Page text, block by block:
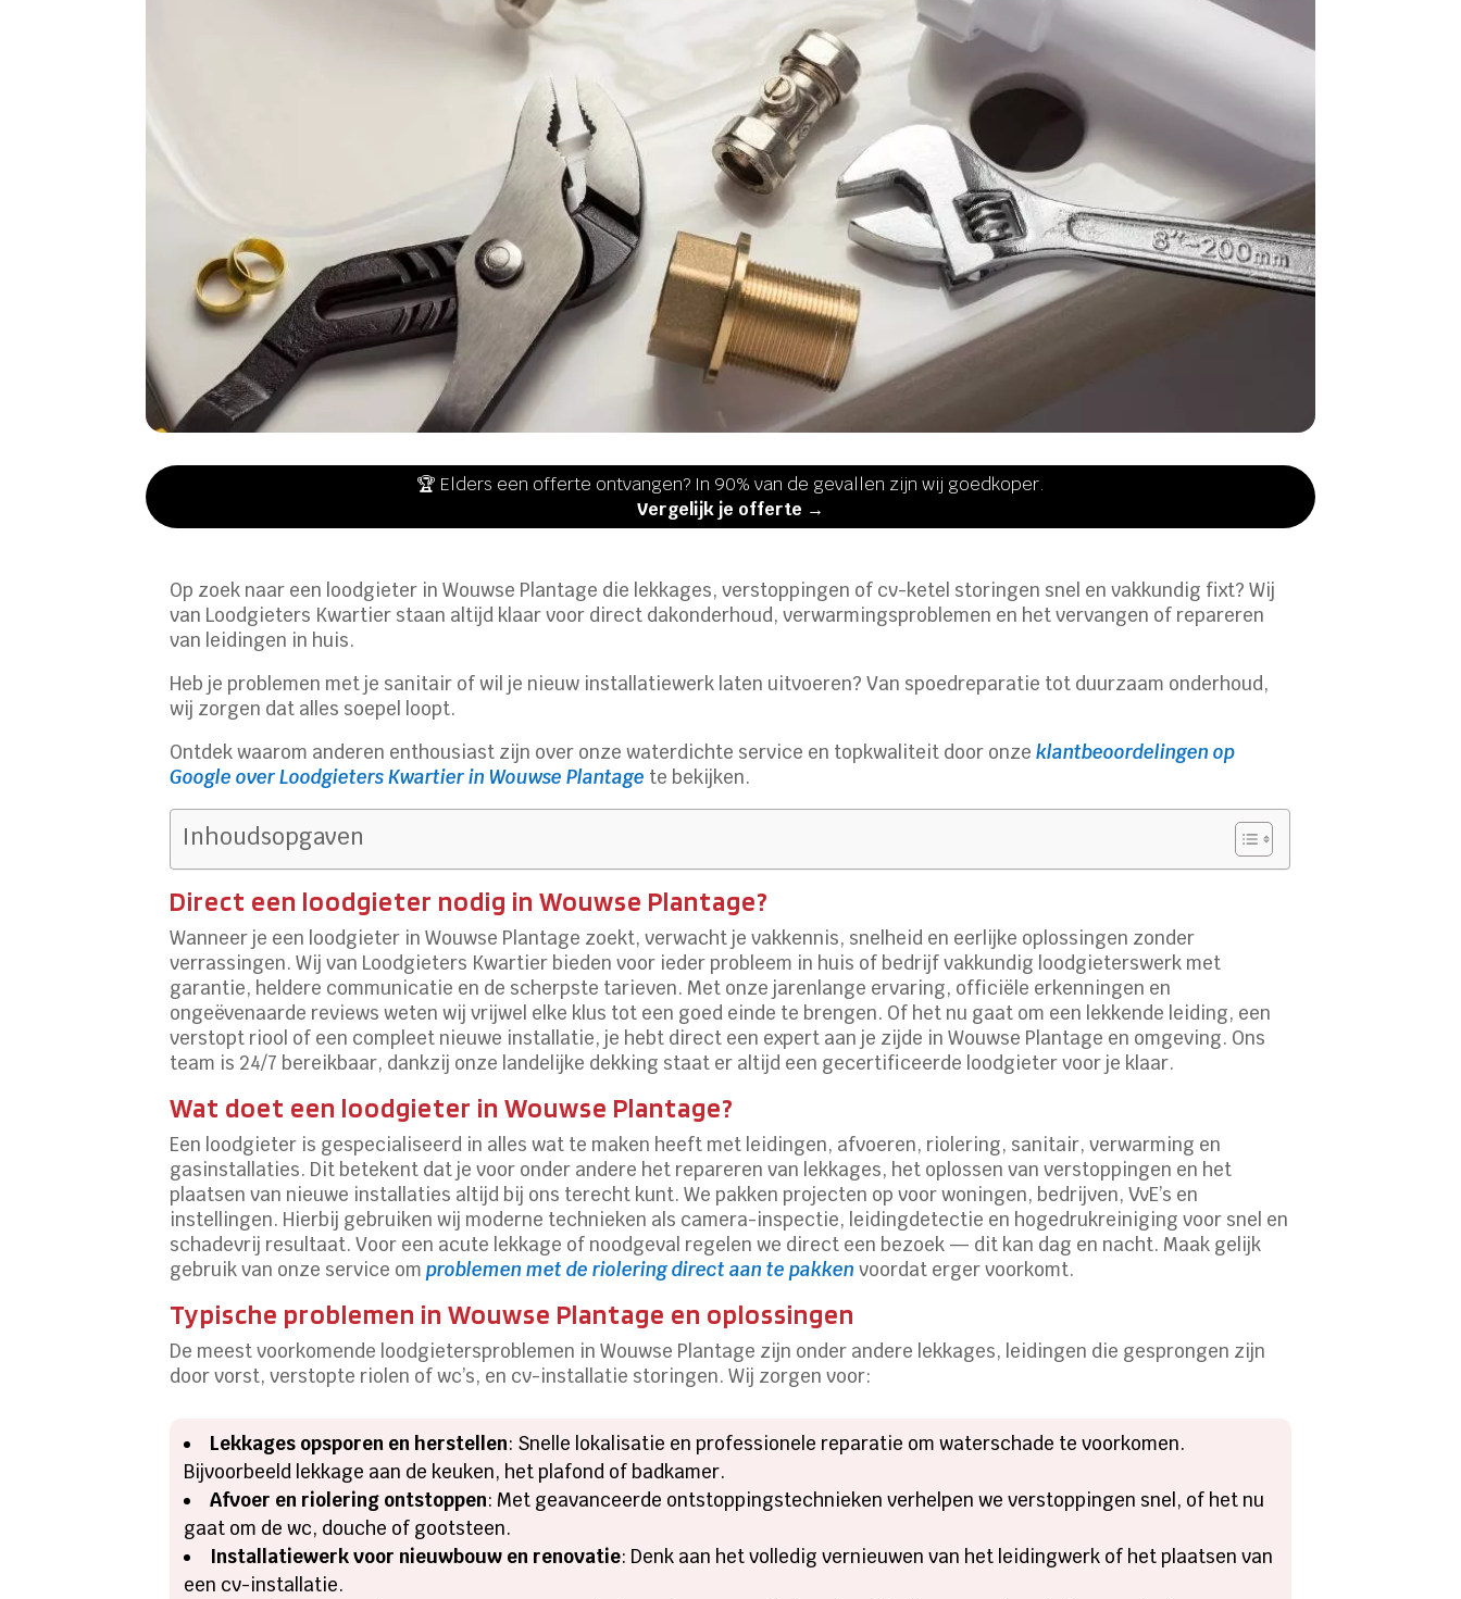
🏆 Elders een offerte ontvangen? In 90% van de gevallen zijn wij goedkoper.
Vergelijk je offerte →
Op zoek naar een loodgieter in Wouwse Plantage die lekkages, verstoppingen of cv-ketel storingen snel en vakkundig fixt? Wij
van Loodgieters Kwartier staan altijd klaar voor direct dakonderhoud, verwarmingsproblemen en het vervangen of repareren
van leidingen in huis.
Heb je problemen met je sanitair of wil je nieuw installatiewerk laten uitvoeren? Van spoedreparatie tot duurzaam onderhoud,
wij zorgen dat alles soepel loopt.
Ontdek waarom anderen enthousiast zijn over onze waterdichte service en topkwaliteit door onzeklantbeoordelingen op
Google over Loodgieters Kwartier in Wouwse Plantage te bekijken.
Inhoudsopgaven
Direct een loodgieter nodig in Wouwse Plantage?
Wanneer je een loodgieter in Wouwse Plantage zoekt, verwacht je vakkennis, snelheid en eerlijke oplossingen zonder
verrassingen. Wij van Loodgieters Kwartier bieden voor ieder probleem in huis of bedrijf vakkundig loodgieterswerk met
garantie, heldere communicatie en de scherpste tarieven. Met onze jarenlange ervaring, officiële erkenningen en
ongeëvenaarde reviews weten wij vrijwel elke klus tot een goed einde te brengen. Of het nu gaat om een lekkende leiding, een
verstopt riool of een compleet nieuwe installatie, je hebt direct een expert aan je zijde in Wouwse Plantage en omgeving. Ons
team is 24/7 bereikbaar, dankzij onze landelijke dekking staat er altijd een gecertificeerde loodgieter voor je klaar.
Wat doet een loodgieter in Wouwse Plantage?
Een loodgieter is gespecialiseerd in alles wat te maken heeft met leidingen, afvoeren, riolering, sanitair, verwarming en
gasinstallaties. Dit betekent dat je voor onder andere het repareren van lekkages, het oplossen van verstoppingen en het
plaatsen van nieuwe installaties altijd bij ons terecht kunt. We pakken projecten op voor woningen, bedrijven, VvE’s en
instellingen. Hierbij gebruiken wij moderne technieken als camera-inspectie, leidingdetectie en hogedrukreiniging voor snel en
schadevrij resultaat. Voor een acute lekkage of noodgeval regelen we direct een bezoek — dit kan dag en nacht. Maak gelijk
gebruik van onze service omproblemen met de riolering direct aan te pakken voordat erger voorkomt.
Typische problemen in Wouwse Plantage en oplossingen
De meest voorkomende loodgietersproblemen in Wouwse Plantage zijn onder andere lekkages, leidingen die gesprongen zijn
door vorst, verstopte riolen of wc’s, en cv-installatie storingen. Wij zorgen voor:
Lekkages opsporen en herstellen: Snelle lokalisatie en professionele reparatie om waterschade te voorkomen.
Bijvoorbeeld lekkage aan de keuken, het plafond of badkamer.
Afvoer en riolering ontstoppen: Met geavanceerde ontstoppingstechnieken verhelpen we verstoppingen snel, of het nu
gaat om de wc, douche of gootsteen.
Installatiewerk voor nieuwbouw en renovatie: Denk aan het volledig vernieuwen van het leidingwerk of het plaatsen van
een cv-installatie.